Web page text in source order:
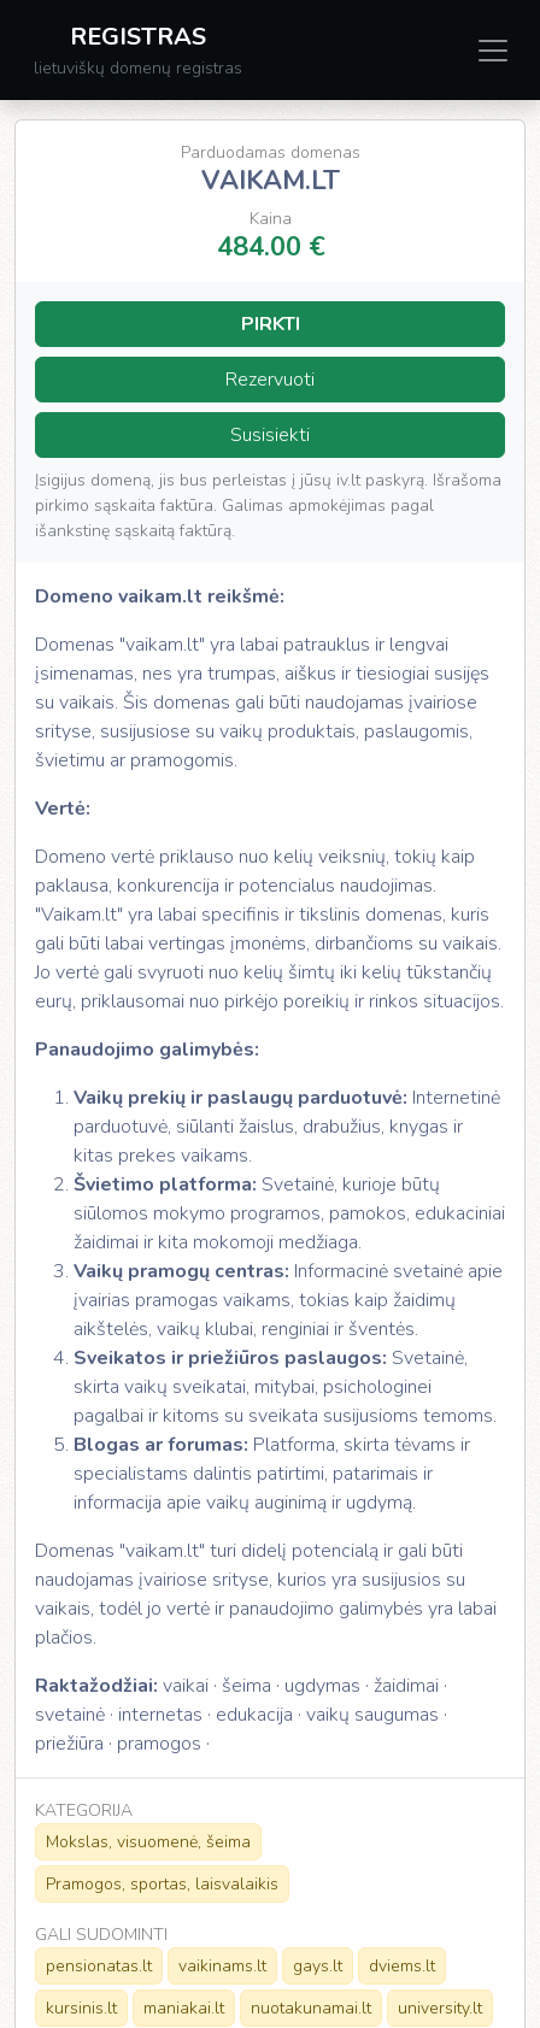
REGISTRAS
lietuviškų domenų registras
Parduodamas domenas
VAIKAM.LT
Kaina
484.00 €
PIRKTI
Rezervuoti
Susisiekti
Įsigijus domeną, jis bus perleistas į jūsų iv.lt paskyrą. Išrašoma
pirkimo sąskaita faktūra. Galimas apmokėjimas pagal
išankstinę sąskaitą faktūrą.
Domeno vaikam.lt reikšmė:
Domenas "vaikam.lt" yra labai patrauklus ir lengvai
įsimenamas, nes yra trumpas, aiškus ir tiesiogiai susijęs
su vaikais. Šis domenas gali būti naudojamas įvairiose
srityse, susijusiose su vaikų produktais, paslaugomis,
švietimu ar pramogomis.
Vertė:
Domeno vertė priklauso nuo kelių veiksnių, tokių kaip
paklausa, konkurencija ir potencialus naudojimas.
"Vaikam.lt" yra labai specifinis ir tikslinis domenas, kuris
gali būti labai vertingas įmonėms, dirbančioms su vaikais.
Jo vertė gali svyruoti nuo kelių šimtų iki kelių tūkstančių
eurų, priklausomai nuo pirkėjo poreikių ir rinkos situacijos.
Panaudojimo galimybės:
Vaikų prekių ir paslaugų parduotuvė: Internetinė
parduotuvė, siūlanti žaislus, drabužius, knygas ir
kitas prekes vaikams.
Švietimo platforma: Svetainė, kurioje būtų
siūlomos mokymo programos, pamokos, edukaciniai
žaidimai ir kita mokomoji medžiaga.
Vaikų pramogų centras: Informacinė svetainė apie
įvairias pramogas vaikams, tokias kaip žaidimų
aikštelės, vaikų klubai, renginiai ir šventės.
Sveikatos ir priežiūros paslaugos: Svetainė,
skirta vaikų sveikatai, mitybai, psichologinei
pagalbai ir kitoms su sveikata susijusioms temoms.
Blogas ar forumas: Platforma, skirta tėvams ir
specialistams dalintis patirtimi, patarimais ir
informacija apie vaikų auginimą ir ugdymą.
Domenas "vaikam.lt" turi didelį potencialą ir gali būti
naudojamas įvairiose srityse, kurios yra susijusios su
vaikais, todėl jo vertė ir panaudojimo galimybės yra labai
plačios.
Raktažodžiai: vaikai · šeima · ugdymas · žaidimai ·
svetainė · internetas · edukacija · vaikų saugumas ·
priežiūra · pramogos ·
KATEGORIJA
Mokslas, visuomenė, šeima
Pramogos, sportas, laisvalaikis
GALI SUDOMINTI
pensionatas.lt
vaikinams.lt gays.lt
dviems.lt
kursinis.lt
maniakai.lt nuotakunamai.lt
university.lt